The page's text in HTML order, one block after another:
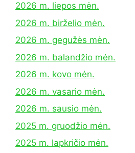
2026 m. liepos mėn.
2026 m. birželio mėn.
2026 m. gegužės mėn.
2026 m. balandžio mėn.
2026 m. kovo mėn.
2026 m. vasario mėn.
2026 m. sausio mėn.
2025 m. gruodžio mėn.
2025 m. lapkričio mėn.